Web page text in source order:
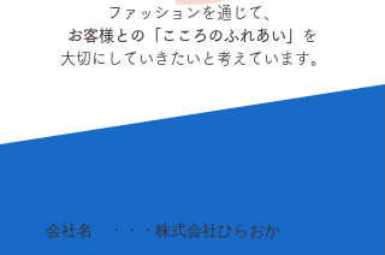
ファッションを通じて、
お客様との「こころのふれあい」
を
大切にしていきたいと考えています。
会社名 ・・・株式会社ひらおか